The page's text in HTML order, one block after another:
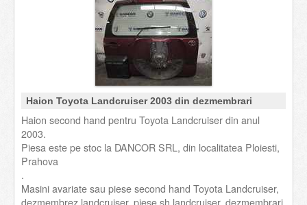
Haion Toyota Landcruiser 2003 din dezmembrari
Haion second hand pentru Toyota Landcruiser din anul
2003.
Piesa este pe stoc la DANCOR SRL, din localitatea Ploiesti,
Prahova
.
Masini avariate sau piese second hand Toyota Landcruiser,
dezmembrez landcruiser, piese sh landcruiser, dezmembrari